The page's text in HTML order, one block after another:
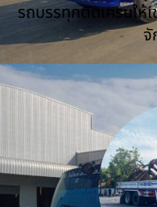
รถบรรทุกติดเครนให้
จั